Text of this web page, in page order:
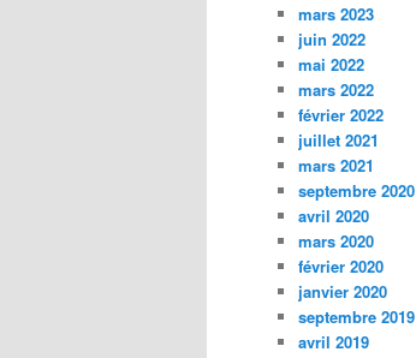
mars 2023
juin 2022
mai 2022
mars 2022
février 2022
juillet 2021
mars 2021
septembre 2020
avril 2020
mars 2020
février 2020
janvier 2020
septembre 2019
avril 2019